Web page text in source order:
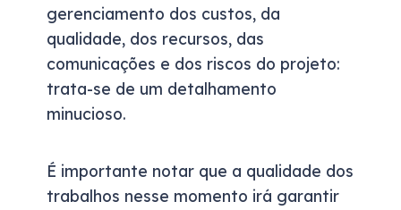
gerenciamento dos custos, da
qualidade, dos recursos, das
comunicações e dos riscos do projeto:
trata-se de um detalhamento
minucioso.
É importante notar que a qualidade dos
trabalhos nesse momento irá garantir